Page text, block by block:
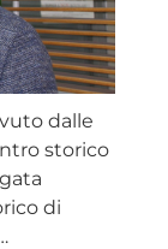
dalle
storico
di